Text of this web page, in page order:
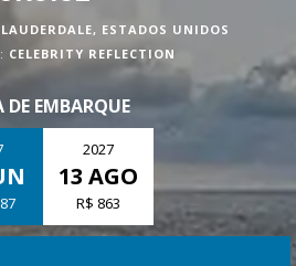
ESTADOS UNIDOS
CELEBRITY REFLECTION
DE EMBARQUE
2027
13 AGO
R$ 863